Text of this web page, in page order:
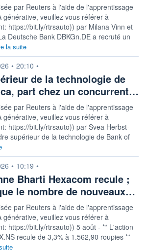
133,670
0,24%
CAPI.
243 415 MUSD
HAUSSE
0,000
2026
11,85
14,7/100 (faible)
+ PORTEFEUILLE + LISTE
par Reuters à l'aide de l'apprentissage
générative, veuillez vous référer à
https://bit.ly/rtrsauto)) par Milana Vinn et
Deutsche Bank DBKGn.DE a recruté un
la suite
• 20:10 •
de la technologie de
part chez un concurrent…
par Reuters à l'aide de l'apprentissage
générative, veuillez vous référer à
https://bit.ly/rtrsauto)) par Svea Herbst-
supérieur de la technologie de Bank of
• 10:19 •
Bharti Hexacom recule ;
le nombre de nouveaux…
par Reuters à l'aide de l'apprentissage
générative, veuillez vous référer à
https://bit.ly/rtrsauto)) 5 août - ** L'action
recule de 3,3% à 1.562,90 roupies **